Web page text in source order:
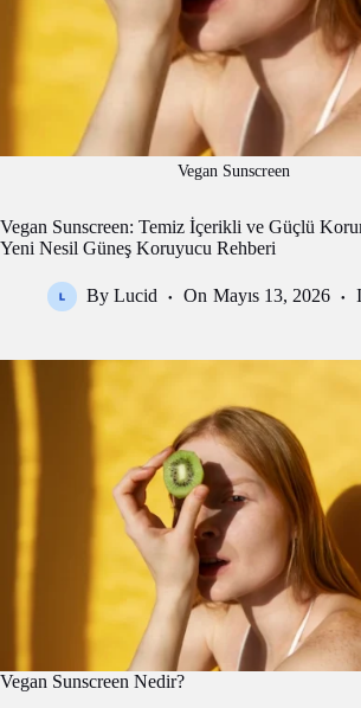
Vegan Sunscreen
Vegan Sunscreen: Temiz İçerikli ve Güçlü
Yeni Nesil Güneş Koruyucu Rehberi
By Lucid On Mayıs 13, 2026
Vegan Sunscreen Nedir?